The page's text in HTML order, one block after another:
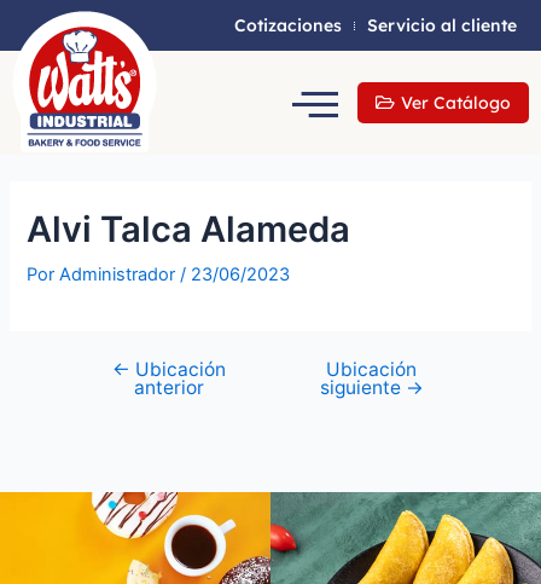
Cotizaciones Servicio al cliente
Ver Catálogo
Alvi Talca Alameda
PorAdministrador/ 23/06/2023
← Ubicación
anterior
Ubicación
siguiente →